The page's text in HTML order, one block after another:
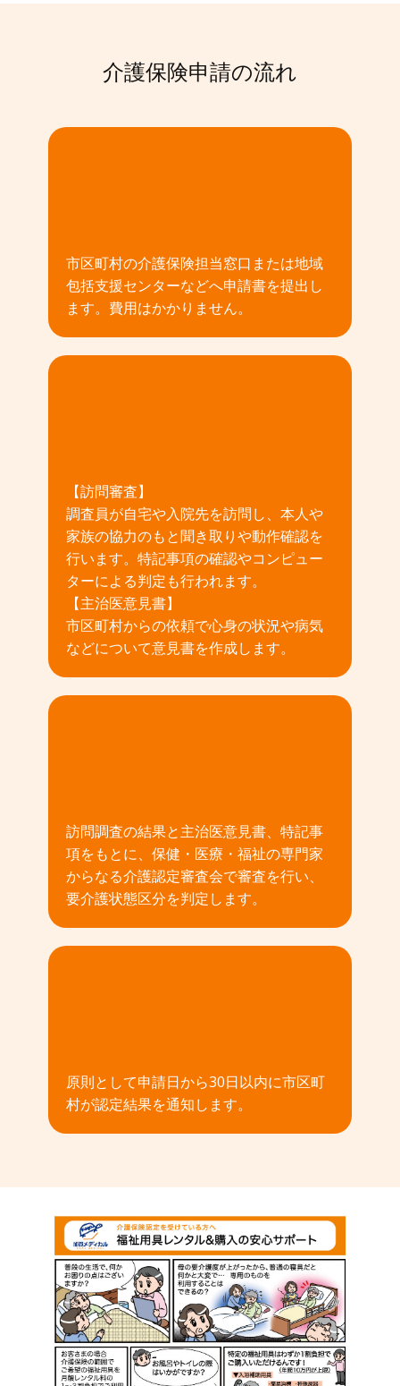
介護保険申請の流れ
市区町村の介護保険担当窓口または地域
包括支援センターなどへ申請書を提出し
ます。費用はかかりません。
【訪問審査】
調査員が自宅や入院先を訪問し、本人や
家族の協力のもと聞き取りや動作確認を
行います。特記事項の確認やコンピュー
ターによる判定も行われます。
【主治医意見書】
市区町村からの依頼で心身の状況や病気
などについて意見書を作成します。
訪問調査の結果と主治医意見書、特記事
項をもとに、保健・医療・福祉の専門家
からなる介護認定審査会で審査を行い、
要介護状態区分を判定します。
原則として申請日から30日以内に市区町
村が認定結果を通知します。